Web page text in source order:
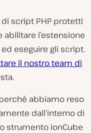
di script PHP protetti
abilitare l’estensione
eseguire gli script.
il nostro team di
abbiamo reso
dall’interno di
strumento ionCube